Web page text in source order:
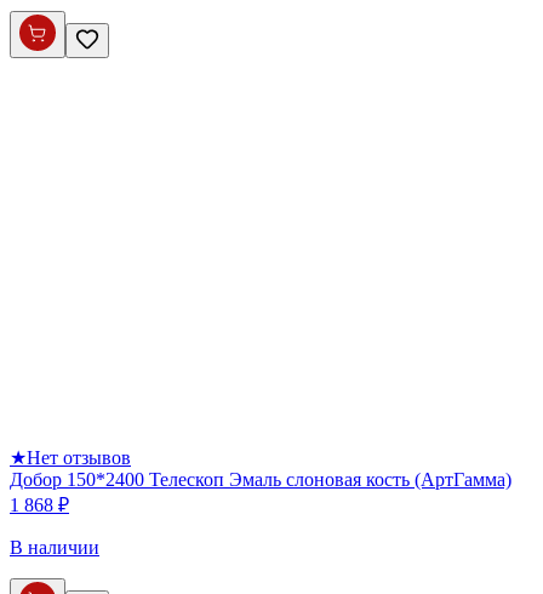
★Нет отзывов
Добор 150*2400 Телескоп Эмаль слоновая кость (АртГамма)
1 868 ₽
В наличии